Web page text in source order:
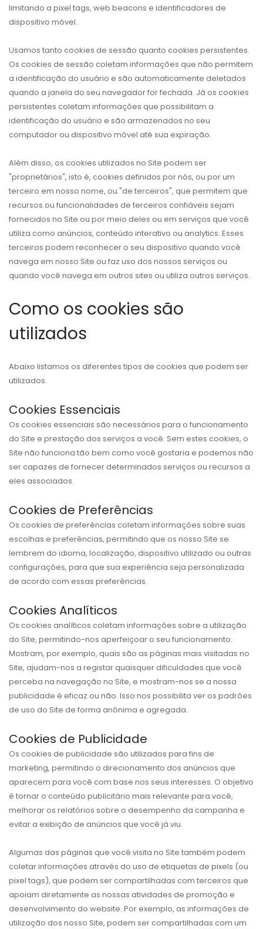
limitando a pixel tags, web beacons e identificadores de
dispositivo móvel.
Usamos tanto cookies de sessão quanto cookies persistentes.
Os cookies de sessão coletam informações que não permitem
a identificação do usuário e são automaticamente deletados
quando a janela do seu navegador for fechada. Já os cookies
persistentes coletam informações que possibilitam a
identificação do usuário e são armazenados no seu
computador ou dispositivo móvel até sua expiração.
Além disso, os cookies utilizados no Site podem ser
"proprietários", isto é, cookies definidos por nós, ou por um
terceiro em nosso nome, ou "de terceiros", que permitem que
recursos ou funcionalidades de terceiros confiáveis sejam
fornecidos no Site ou por meio deles ou em serviços que você
utiliza como anúncios, conteúdo interativo ou analytics. Esses
terceiros podem reconhecer o seu dispositivo quando você
navega em nosso Site ou faz uso dos nossos serviços ou
quando você navega em outros sites ou utiliza outros serviços.
Como os cookies são
utilizados
Abaixo listamos os diferentes tipos de cookies que podem ser
utilizados.
Cookies Essenciais
Os cookies essenciais são necessários para o funcionamento
do Site e prestação dos serviços a você. Sem estes cookies, o
Site não funciona tão bem como você gostaria e podemos não
ser capazes de fornecer determinados serviços ou recursos a
eles associados.
Cookies de Preferências
Os cookies de preferências coletam informações sobre suas
escolhas e preferências, permitindo que os nosso Site se
lembrem do idioma, localização, dispositivo utilizado ou outras
configurações, para que sua experiência seja personalizada
de acordo com essas preferências.
Cookies Analíticos
Os cookies analíticos coletam informações sobre a utilização
do Site, permitindo-nos aperfeiçoar o seu funcionamento.
Mostram, por exemplo, quais são as páginas mais visitadas no
Site, ajudam-nos a registar quaisquer dificuldades que você
perceba na navegação no Site, e mostram-nos se a nossa
publicidade é eficaz ou não. Isso nos possibilita ver os padrões
de uso do Site de forma anônima e agregada.
Cookies de Publicidade
Os cookies de publicidade são utilizados para fins de
marketing, permitindo o direcionamento dos anúncios que
aparecem para você com base nos seus interesses. O objetivo
é tornar o conteúdo publicitário mais relevante para você,
melhorar os relatórios sobre o desempenho da campanha e
evitar a exibição de anúncios que você já viu.
Algumas das páginas que você visita no Site também podem
coletar informações através do uso de etiquetas de pixels (ou
pixel tags), que podem ser compartilhadas com terceiros que
apoiam diretamente as nossas atividades de promoção e
desenvolvimento do website. Por exemplo, as informações de
utilização dos nosso Site, podem ser compartilhadas com um